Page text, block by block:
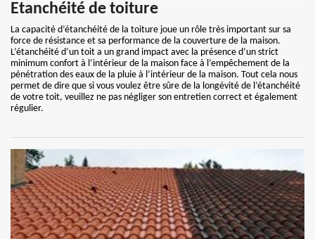
Etanchéité de toiture
La capacité d’étanchéité de la toiture joue un rôle très important sur sa
force de résistance et sa performance de la couverture de la maison.
L’étanchéité d’un toit a un grand impact avec la présence d’un strict
minimum confort à l’intérieur de la maison face à l’empêchement de la
pénétration des eaux de la pluie à l’intérieur de la maison. Tout cela nous
permet de dire que si vous voulez être sûre de la longévité de l’étanchéité
de votre toit, veuillez ne pas négliger son entretien correct et également
régulier.